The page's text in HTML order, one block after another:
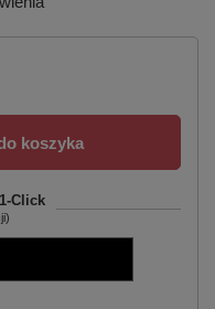
koszyka
1-Click